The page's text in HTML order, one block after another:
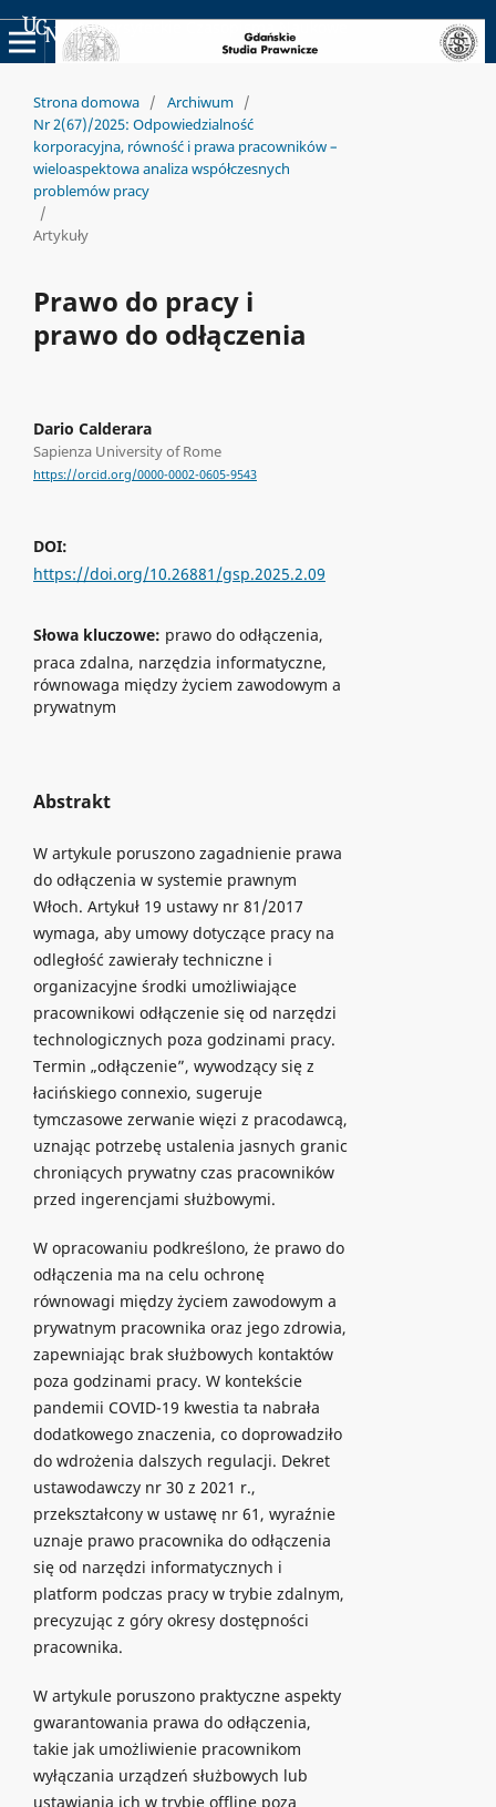
Uniwersyteckie Czasopisma Naukowe
Strona domowa / Archiwum /
Nr 2(67)/2025: Odpowiedzialność
korporacyjna, równość i prawa pracowników –
wieloaspektowa analiza współczesnych
problemów pracy
/
Artykuły
Prawo do pracy i
prawo do odłączenia
Dario Calderara
Sapienza University of Rome
https://orcid.org/0000-0002-0605-9543
DOI:
https://doi.org/10.26881/gsp.2025.2.09
Słowa kluczowe: prawo do odłączenia,
praca zdalna, narzędzia informatyczne,
równowaga między życiem zawodowym a
prywatnym
Abstrakt
W artykule poruszono zagadnienie prawa
do odłączenia w systemie prawnym
Włoch. Artykuł 19 ustawy nr 81/2017
wymaga, aby umowy dotyczące pracy na
odległość zawierały techniczne i
organizacyjne środki umożliwiające
pracownikowi odłączenie się od narzędzi
technologicznych poza godzinami pracy.
Termin „odłączenie”, wywodzący się z
łacińskiego connexio, sugeruje
tymczasowe zerwanie więzi z pracodawcą,
uznając potrzebę ustalenia jasnych granic
chroniących prywatny czas pracowników
przed ingerencjami służbowymi.
W opracowaniu podkreślono, że prawo do
odłączenia ma na celu ochronę
równowagi między życiem zawodowym a
prywatnym pracownika oraz jego zdrowia,
zapewniając brak służbowych kontaktów
poza godzinami pracy. W kontekście
pandemii COVID-19 kwestia ta nabrała
dodatkowego znaczenia, co doprowadziło
do wdrożenia dalszych regulacji. Dekret
ustawodawczy nr 30 z 2021 r.,
przekształcony w ustawę nr 61, wyraźnie
uznaje prawo pracownika do odłączenia
się od narzędzi informatycznych i
platform podczas pracy w trybie zdalnym,
precyzując z góry okresy dostępności
pracownika.
W artykule poruszono praktyczne aspekty
gwarantowania prawa do odłączenia,
takie jak umożliwienie pracownikom
wyłączania urządzeń służbowych lub
ustawiania ich w trybie offline poza